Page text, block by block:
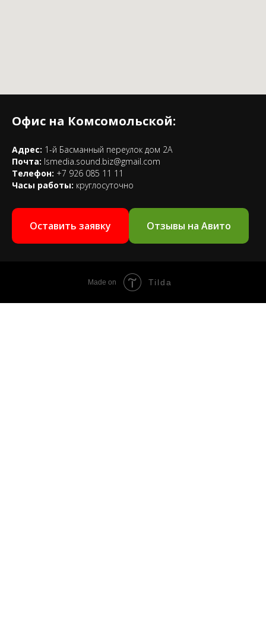
Офис на Комсомольской:
Адрес: 1-й Басманный переулок дом 2А
Почта: lsmedia.sound.biz@gmail.com
Телефон: +7 926 085 11 11
Часы работы: круглосуточно
Оставить заявку Отзывы на Авито
Made on Tilda